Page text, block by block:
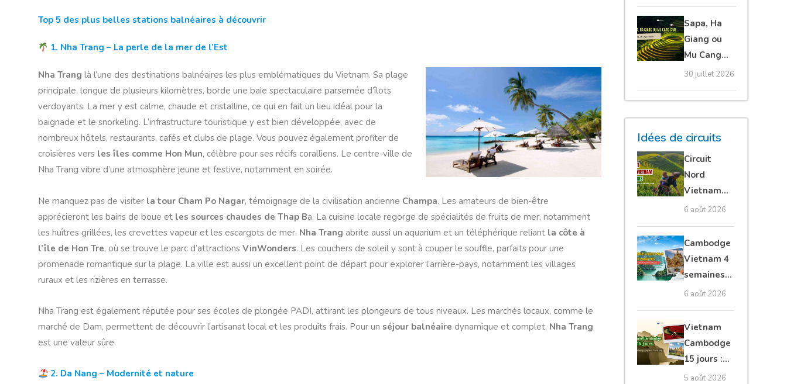
Top 5 des plus belles stations balnéaires à découvrir
1. Nha Trang – La perle de la mer de l’Est
Nha Trang là l’une des destinations balnéaires les plus emblématiques du Vietnam. Sa plage
principale, longue de plusieurs kilomètres, borde une baie spectaculaire parsemée d’îlots
verdoyants. La mer y est calme, chaude et cristalline, ce qui en fait un lieu idéal pour la
baignade et le snorkeling. L’infrastructure touristique y est bien développée, avec de
nombreux hôtels, restaurants, cafés et clubs de plage. Vous pouvez également profiter de
croisières vers les îles comme Hon Mun, célèbre pour ses récifs coralliens. Le centre-ville de
Nha Trang vibre d’une atmosphère jeune et festive, notamment en soirée.
Ne manquez pas de visiter la tour Cham Po Nagar, témoignage de la civilisation ancienne Champa. Les amateurs de bien-être
apprécieront les bains de boue et les sources chaudes de Thap Ba. La cuisine locale regorge de spécialités de fruits de mer, notamment
les huîtres grillées, les crevettes vapeur et les escargots de mer. Nha Trang abrite aussi un aquarium et un téléphérique reliant la côte à
l’île de Hon Tre, où se trouve le parc d’attractions VinWonders. Les couchers de soleil y sont à couper le souffle, parfaits pour une
promenade romantique sur la plage. La ville est aussi un excellent point de départ pour explorer l’arrière-pays, notamment les villages
ruraux et les rizières en terrasse.
Nha Trang est également réputée pour ses écoles de plongée PADI, attirant les plongeurs de tous niveaux. Les marchés locaux, comme le
marché de Dam, permettent de découvrir l’artisanat local et les produits frais. Pour un séjour balnéaire dynamique et complet, Nha Trang
est une valeur sûre.
2. Da Nang – Modernité et nature
absolument
Sapa, Ha
Giang ou
Mu Cang
Chai :
étape
choisir ?
30 juillet 2026
Idées de circuits
Circuit
Nord
Vietnam
15 jours :
loop en
moto, Ninh
Binh, Lan
6 août 2026
Cambodge
Vietnam 4
semaines :
Angkor,
secret &
Mékong
6 août 2026
Vietnam
Cambodge
15 jours :
Hanoi,
5 août 2026